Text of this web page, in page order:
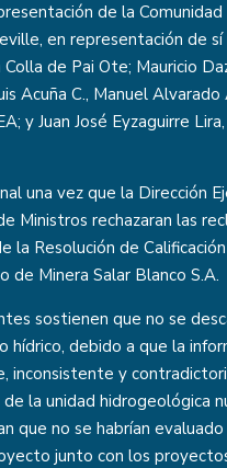
de la Comunidad
en representación de sí
de Pai Ote; Mauricio
Acuña C., Manuel Alvarado
y Juan José Eyzaguirre
una vez que la Dirección
Ministros rechazaran las
la Resolución de
Minera Salar Blanco S.A.
sostienen que no se
debido a que la
inconsistente y
la unidad hidrogeológica
que no se habrían
junto con los